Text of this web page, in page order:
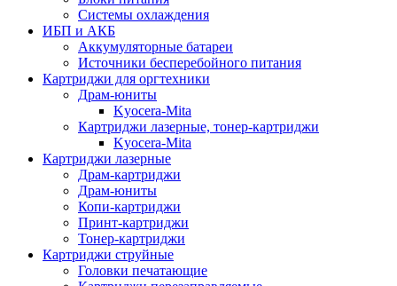
Системы охлаждения
ИБП и АКБ
Аккумуляторные батареи
Источники бесперебойного питания
Картриджи для оргтехники
Драм-юниты
Kyocera-Mita
Картриджи лазерные, тонер-картриджи
Kyocera-Mita
Картриджи лазерные
Драм-картриджи
Драм-юниты
Копи-картриджи
Принт-картриджи
Тонер-картриджи
Картриджи струйные
Головки печатающие